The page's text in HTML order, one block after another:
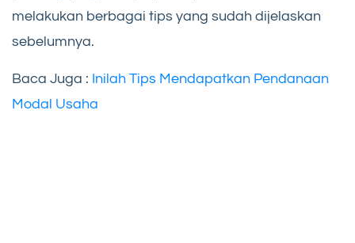
melakukan berbagai tips yang sudah dijelaskan
sebelumnya.
Baca Juga : Inilah Tips Mendapatkan Pendanaan
Modal Usaha